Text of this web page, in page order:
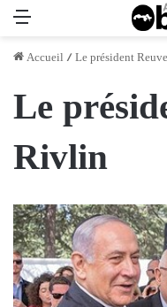
Accueil /Le président
Le
Rivlin